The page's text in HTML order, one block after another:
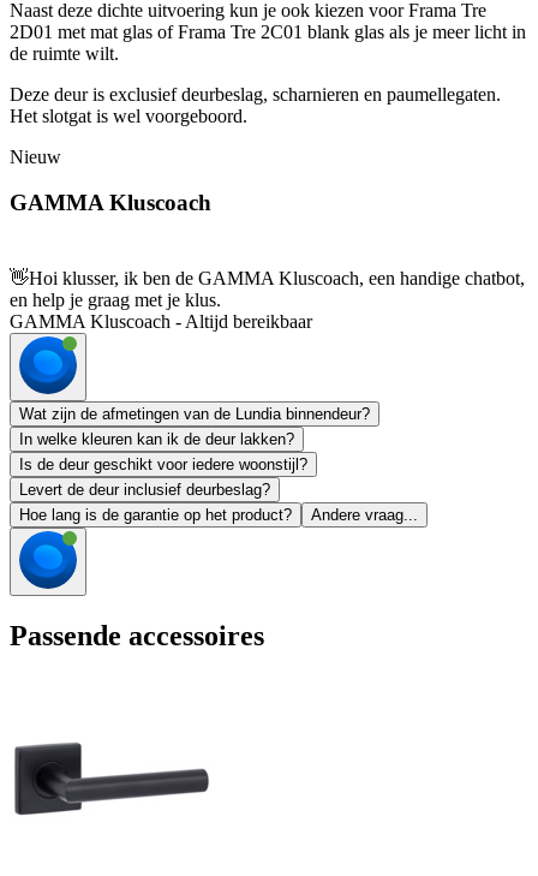
Naast deze dichte uitvoering kun je ook kiezen voor Frama Tre
2D01 met mat glas of Frama Tre 2C01 blank glas als je meer licht in
de ruimte wilt.
Deze deur is exclusief deurbeslag, scharnieren en paumellegaten.
Het slotgat is wel voorgeboord.
Nieuw
GAMMA Kluscoach
👋Hoi klusser, ik ben de GAMMA Kluscoach, een handige chatbot,
en help je graag met je klus.
GAMMA Kluscoach - Altijd bereikbaar
Wat zijn de afmetingen van de Lundia binnendeur?
In welke kleuren kan ik de deur lakken?
Is de deur geschikt voor iedere woonstijl?
Levert de deur inclusief deurbeslag?
Hoe lang is de garantie op het product?
Andere vraag...
Passende accessoires